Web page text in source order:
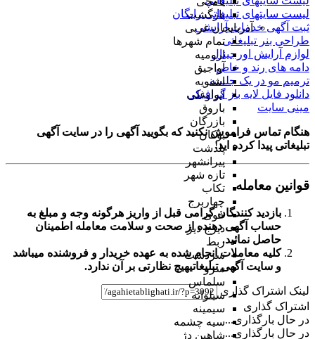
بازگشت
آذربایجان غربی
تمام شهر‌ها
ارومیه
آواجیق
اشنویه
ایواوغلی
باروق
بازرگان
بوکان
پلدشت
پیرانشهر
تازه شهر
تکاب
چهاربرج
خوی
دیزج دیز
ربط
سردشت
سرو
سلماس
سیلوانه
سیمینه
سیه چشمه
شاهین دژ
لیست سایتهای تبلیغاتی رایگان
ثبت آگهی خدمات آرایشی
طراحی بنر تبلیغاتی
لوازم آرایش اورجینال
دامه های رند و خاص
ترمیم مو در یک جلسه
دانلود فایل لایه باز گرافیکی
مینی سایت
هنگام تماس فراموش نکنید که بگویید آگهی را در سایت آگهی
تبلیغاتی پیدا کرده اید!
قوانین معامله
بازدید کنندگان گرامی قبل از واریز هرگونه وجه و مبلغ به
حساب آگهی دهنده از صحت و سلامت معامله اطمینان
حاصل نمائید.
کلیه معاملات انجام شده به عهده خریدار و فروشنده میباشد
و سایت آگهی تبلیغاتیهیچ نظارتی بر آن ندارد.
لینک اشتراک گذاری
اشتراک گذاری
در حال بارگذاری...
در حال بارگذاری...